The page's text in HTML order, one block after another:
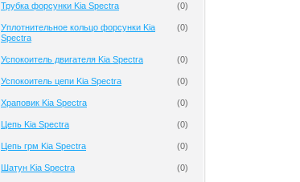
Трубка форсунки Kia Spectra (0)
Уплотнительное кольцо форсунки Kia
Spectra
(0)
Успокоитель двигателя Kia Spectra (0)
Успокоитель цепи Kia Spectra (0)
Храповик Kia Spectra (0)
Цепь Kia Spectra (0)
Цепь грм Kia Spectra (0)
Шатун Kia Spectra (0)